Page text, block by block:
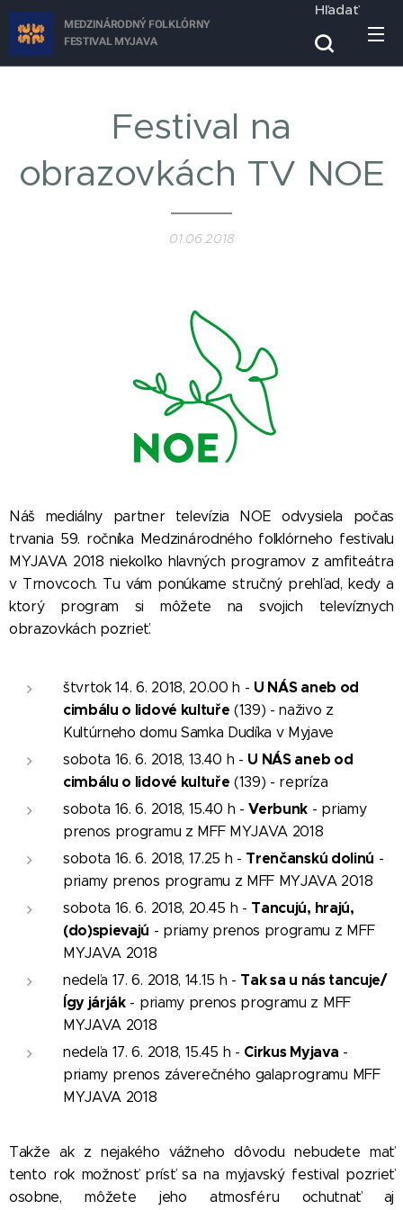
MEDZINÁRODNÝ FOLKLÓRNY
FESTIVAL MYJAVA
Hľadať
Festival na
obrazovkách TV NOE
01.06.2018
Náš mediálny partner televízia NOE odvysiela počas
trvania 59. ročníka Medzinárodného folklórneho festivalu
MYJAVA 2018 niekoľko hlavných programov z amfiteátra
v Trnovcoch. Tu vám ponúkame stručný prehľad, kedy a
ktorý program si môžete na svojich televíznych
obrazovkách pozrieť.
štvrtok 14. 6. 2018, 20.00 h - U NÁS aneb od
cimbálu o lidové kultuře (139) - naživo z
Kultúrneho domu Samka Dudíka v Myjave
sobota 16. 6. 2018, 13.40 h - U NÁS aneb od
cimbálu o lidové kultuře (139) - repríza
sobota 16. 6. 2018, 15.40 h -Verbunk - priamy
prenos programu z MFF MYJAVA 2018
sobota 16. 6. 2018, 17.25 h - Trenčanskú dolinú -
priamy prenos programu z MFF MYJAVA 2018
sobota 16. 6. 2018, 20.45 h - Tancujú, hrajú,
(do)spievajú - priamy prenos programu z MFF
MYJAVA 2018
nedeľa 17. 6. 2018, 14.15 h - Tak sa u nás tancuje/
Így járják- priamy prenos programu z MFF
MYJAVA 2018
nedeľa 17. 6. 2018, 15.45 h - Cirkus Myjava -
priamy prenos záverečného galaprogramu MFF
MYJAVA 2018
Takže ak z nejakého vážneho dôvodu nebudete mať
tento rok možnosť prísť sa na myjavský festival pozrieť
osobne, môžete jeho atmosféru ochutnať aj